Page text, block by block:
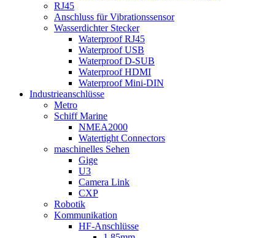
RJ45
Anschluss für Vibrationssensor
Wasserdichter Stecker
Waterproof RJ45
Waterproof USB
Waterproof D-SUB
Waterproof HDMI
Waterproof Mini-DIN
Industrieanschlüsse
Metro
Schiff Marine
NMEA2000
Watertight Connectors
maschinelles Sehen
Gige
U3
Camera Link
CXP
Robotik
Kommunikation
HF-Anschlüsse